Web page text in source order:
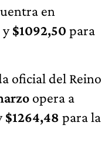
en
y$1092,50 para
oficial del Reino
opera a
$1264,48 para la